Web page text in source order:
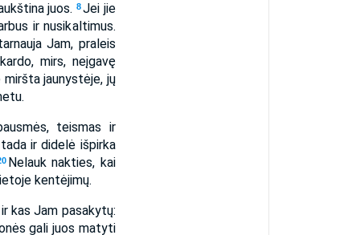
juos. 8Jei jie
ir nusikaltimus.
Jam, praleis
mirs, neįgavę
miršta jaunystėje, jų
teismas ir
ir didelė išpirka
Nelauk nakties, kai
kentėjimų.
kas Jam pasakytų:
gali juos matyti